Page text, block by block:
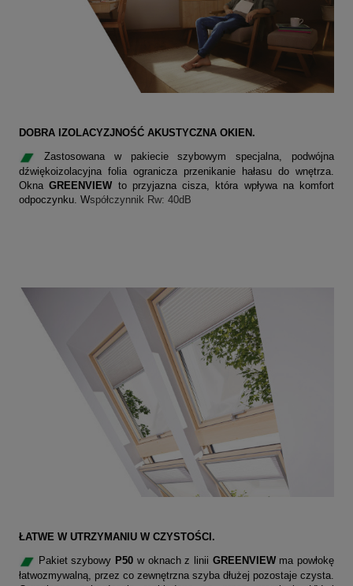
DOBRA IZOLACYZJNOŚĆ AKUSTYCZNA OKIEN.
Zastosowana w pakiecie szybowym specjalna, podwójna
dźwiękoizolacyjna folia ogranicza przenikanie hałasu do wnętrza.
OknaGREENVIEW to przyjazna cisza, która wpływa na komfort
odpoczynku. Współczynnik Rw: 40dB
ŁATWE W UTRZYMANIU W CZYSTOŚCI.
Pakiet szybowy P50 w oknach z linii GREENVIEWma powłokę
łatwozmywalną, przez co zewnętrzna szyba dłużej pozostaje czysta.